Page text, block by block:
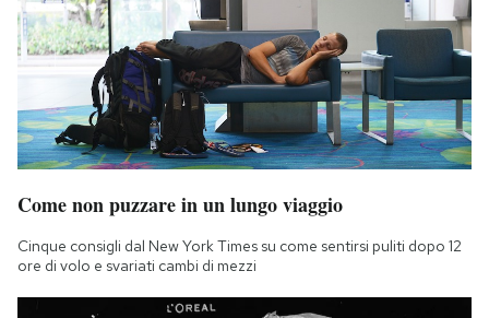
Come non puzzare in un lungo viaggio
Cinque consigli dal New York Times su come sentirsi puliti dopo 12
ore di volo e svariati cambi di mezzi